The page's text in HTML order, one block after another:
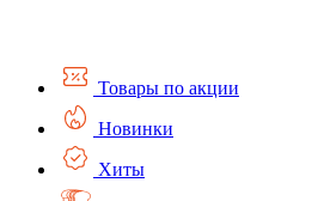
Товары по акции
Новинки
Хиты